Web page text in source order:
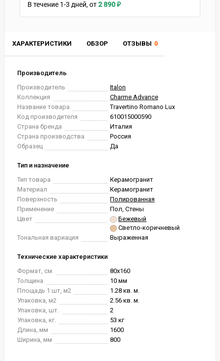
ХАРАКТЕРИСТИКИ ОБЗОР ОТЗЫВЫ 0
Производитель
Производитель
Italon
Коллекция
Charme Advance
Название товара
Travertino Romano Lux
Код производителя
610015000590
Страна бренда
Италия
Страна производства
Россия
Образец
Да
Тип и назначение
Тип товара
Керамогранит
Материал
Керамогранит
Поверхность
Полированная
Применение
Пол, Стены
Цвет
Бежевый
Светло-коричневый
Тональная вариация
Выраженная
Технические характеристики
Формат, см.
80x160
Толщина
10 мм
Площадь 1 шт, м2
1.28 кв. м.
Упаковка, м2
2.56 кв. м.
Упаковка, шт.
2
Упаковка, кг.
53 кг
Длина, мм
1600
Ширина, мм
800
В течение 1-3 дней 2 890₽